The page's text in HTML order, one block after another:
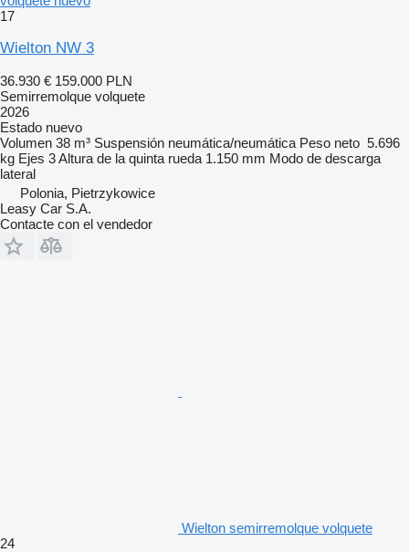
17
Wielton NW 3
36.930 € 159.000 PLN
Semirremolque volquete
2026
Estado nuevo
Volumen 38 m³ Suspensión neumática/neumática Peso neto 5.696
kg Ejes 3Altura de la quinta rueda 1.150 mm Modo de descarga
lateral
Polonia, Pietrzykowice
Leasy Car S.A.
Contacte con el vendedor
Wielton semirremolque volquete
24